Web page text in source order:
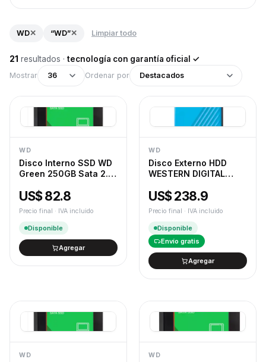
WD✕ “WD”✕ Limpiar todo
21 resultados · tecnología con garantía oficial ✓
Mostrar 36 Ordenar por Destacados
WD
Disco Interno SSD WD
Green 250GB Sata 2.5"
US$ 82.8
Precio final · IVA incluido
Disponible
Agregar
WD
Disco Externo HDD
WESTERN DIGITAL
3.2 Azul
US$ 238.9
Precio final · IVA incluido
Disponible
Envío gratis
Agregar
WD WD